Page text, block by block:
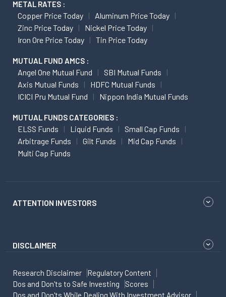
METAL RATES :
Copper Price Today
Aluminum Price Today
Zinc Price Today
Nickel Price Today
Iron Ore Price Today
Tin Price Today
MUTUAL FUND AMCS :
Angel One Mutual Fund
SBI Mutual Funds
Axis Mutual Funds
HDFC Mutual Funds
ICICI Pru Mutual Fund
Nippon India Mutual Funds
MUTUAL FUNDS CATEGORIES :
ELSS Funds Liquid Funds
Small Cap Funds
Arbitrage Funds
Gilt Funds
Mid Cap Funds
Multi Cap Funds
ATTENTION INVESTORS
DISCLAIMER
Research Disclaimer
Regulatory Content
Dos and Don'ts to Safe Investing
Scores
Dos and Don'ts While Dealing With Investment Advisor